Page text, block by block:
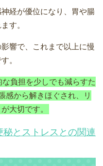
経が優位になり、胃や腸
す。
響で、これまで以上に慢
。
負担を少しでも減らすた
感から解きほぐされ、リ
大切です。
秘とストレスとの関連